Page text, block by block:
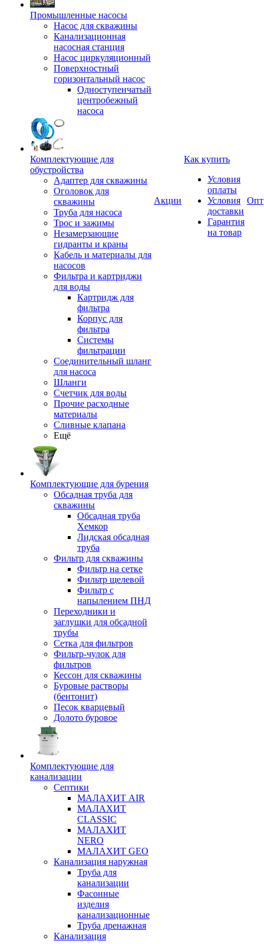
Промышленные насосы
Насос для скважины
Канализационная
насосная станция
Насос циркуляционный
Поверхностный
горизонтальный насос
Одноступенчатый
центробежный
насоса
Комплектующие для
обустройства
Адаптер для скважины
Оголовок для
скважины
Труба для насоса
Трос и зажимы
Незамерзающие
гидранты и краны
Кабель и материалы для
насосов
Фильтра и картриджи
для воды
Картридж для
фильтра
Корпус для
фильтра
Системы
фильтрации
Соединительный шланг
для насоса
Шланги
Счетчик для воды
Прочие расходные
материалы
Сливные клапана
Ещё
Комплектующие для бурения
Обсадная труба для
скважины
Обсадная труба
Хемкор
Лидская обсадная
труба
Фильтр для скважины
Фильтр на сетке
Фильтр щелевой
Фильтр с
напылением ПНД
Переходники и
заглушки для обсадной
трубы
Сетка для фильтров
Фильтр-чулок для
фильтров
Кессон для скважины
Буровые растворы
(бентонит)
Песок кварцевый
Долото буровое
Комплектующие для
канализации
Септики
МАЛАХИТ AIR
МАЛАХИТ
CLASSIC
МАЛАХИТ
NERO
МАЛАХИТ GEO
Канализация наружная
Труба для
канализации
Фасонные
изделия
канализационные
Труба дренажная
Канализация
Акции
Как купить
Условия
оплаты
Условия
доставки
Гарантия
на товар
Опт